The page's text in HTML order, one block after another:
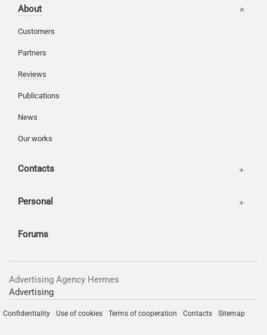
About
Customers
Partners
Reviews
Publications
News
Our works
Contacts
Personal
Login
Forums
Advertising Agency Hermes
Advertising
Confidentiality Use of cookies Terms of cooperation Contacts Sitemap